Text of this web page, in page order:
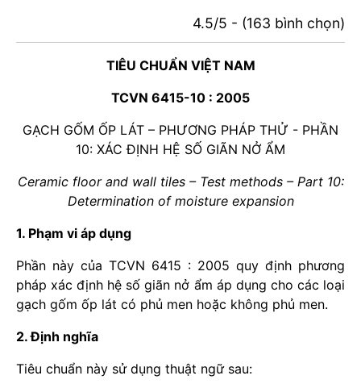
4.5/5 - (163 bình chọn)
TIÊU CHUẨN VIỆT NAM
TCVN 6415-10 : 2005
GẠCH GỐM ỐP LÁT – PHƯƠNG PHÁP THỬ - PHẦN
10: XÁC ĐỊNH HỆ SỐ GIÃN NỞ ẨM
Ceramic floor and wall tiles – Test methods – Part 10:
Determination of moisture expansion
1. Phạm vi áp dụng
Phần này của TCVN 6415 : 2005 quy định phương
pháp xác định hệ số giãn nở ẩm áp dụng cho các loại
gạch gốm ốp lát có phủ men hoặc không phủ men.
2. Định nghĩa
Tiêu chuẩn này sử dụng thuật ngữ sau: